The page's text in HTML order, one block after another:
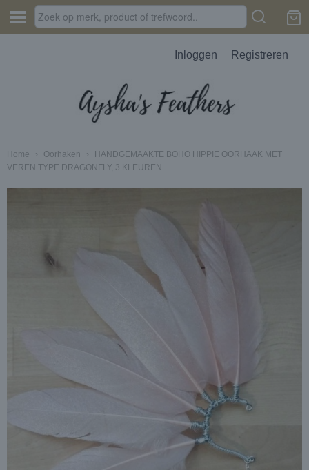
Inloggen Registreren
Home › Oorhaken ›
HANDGEMAAKTE BOHO HIPPIE OORHAAK MET
VEREN TYPE DRAGONFLY, 3 KLEUREN